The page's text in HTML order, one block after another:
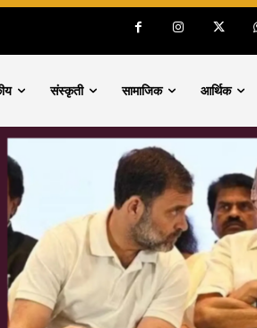
संस्कृती सामाजिक आर्थिक